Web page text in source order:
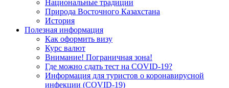
Национальные традиции
Природа Восточного Казахстана
История
Полезная информация
Как оформить визу
Курс валют
Внимание! Пограничная зона!
Где можно сдать тест на COVID-19?
Информация для туристов о коронавирусной
инфекции (COVID-19)